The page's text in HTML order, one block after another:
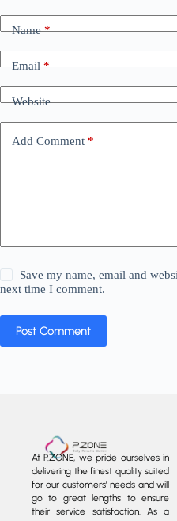
Name*
Email*
Website
Add Comment *
Save my name, email and
next time I comment.
Post Comment
At P.ZONE, we pride ourselves in
delivering the finest quality suited
for our customers’ needs and will
go to great lengths to ensure
their service satisfaction. As a